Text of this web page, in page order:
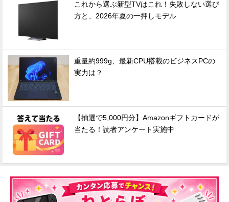
これから選ぶ新型TVはこれ！失敗しない選び
方と、2026年夏の一押しモデル
重量約999g、最新CPU搭載のビジネスPCの
実力は？
【抽選で5,000円分】Amazonギフトカードが
当たる！読者アンケート実施中